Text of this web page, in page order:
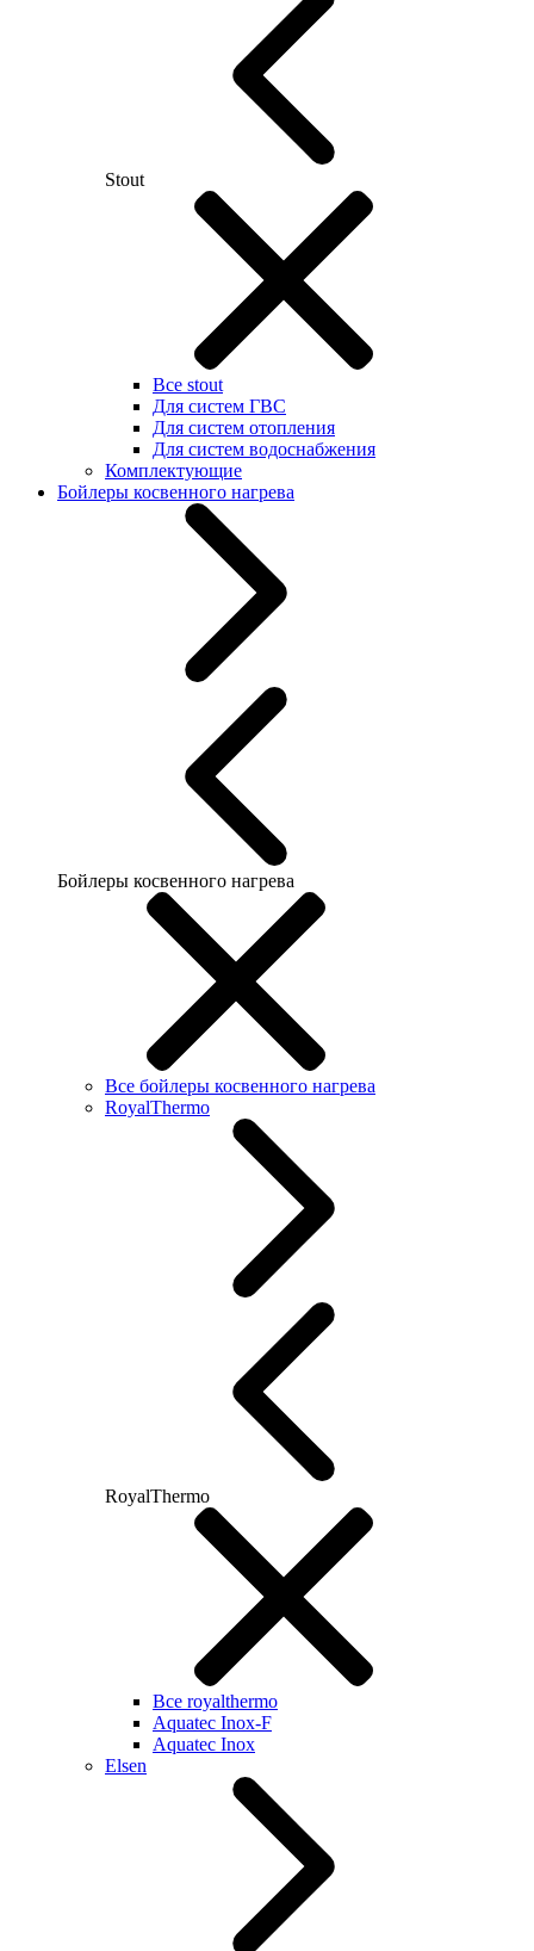
Stout
Все stout
Для систем ГВС
Для систем отопления
Для систем водоснабжения
Комплектующие
Бойлеры косвенного нагрева
Бойлеры косвенного нагрева
Все бойлеры косвенного нагрева
RoyalThermo
RoyalThermo
Все royalthermo
Aquatec Inox-F
Aquatec Inox
Elsen